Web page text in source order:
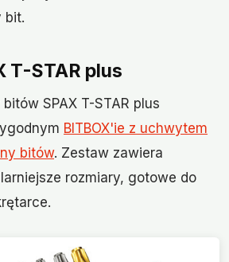
bit.
T-STAR plus
SPAX T-STAR plus
BITBOX'ie z uchwytem
bitów. Zestaw zawiera
rozmiary, gotowe do